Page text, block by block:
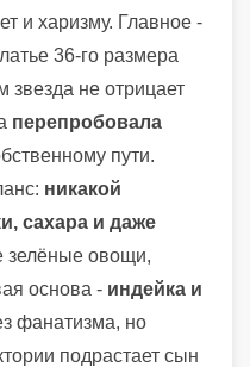
и харизму. Главное -
36-го размера
звезда не отрицает
перепробовала
пути.
никакой
сахара и даже
зелёные овощи,
основа - индейка и
фанатизма, но
подрастает сын